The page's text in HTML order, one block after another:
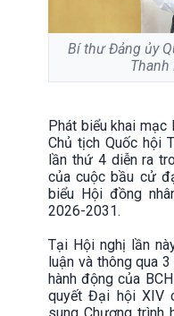
Bí thư Đảng ủy
Thanh
Phát biểu khai mạc
Chủ tịch Quốc hội
lần thứ 4 diễn ra
của cuộc bầu cử
biểu Hội đồng
2026-2031.
Tại Hội nghị lần
luận và thông qua
hành động của
quyết Đại hội XIV